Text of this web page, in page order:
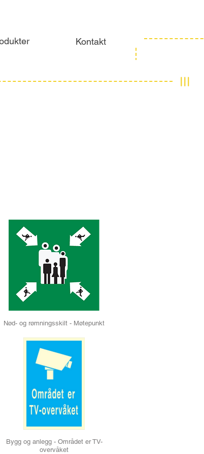
Kontakt
Nød- og rømningsskilt - Møtepunkt
Bygg og anlegg - Området er TV-
overvåket